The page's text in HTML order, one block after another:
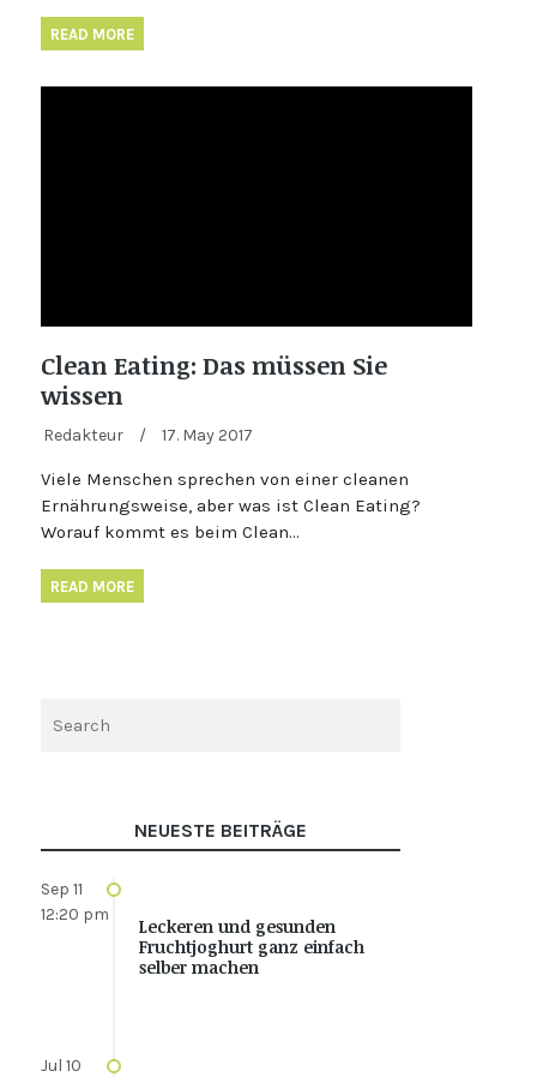
READ MORE
Clean Eating: Das müssen Sie
wissen
Redakteur / 17. May 2017
Viele Menschen sprechen von einer cleanen
Ernährungsweise, aber was ist Clean Eating?
Worauf kommt es beim Clean…
READ MORE
NEUESTE BEITRÄGE
Sep 11
12:20 pm
Leckeren und gesunden
Fruchtjoghurt ganz einfach
selber machen
Jul 10